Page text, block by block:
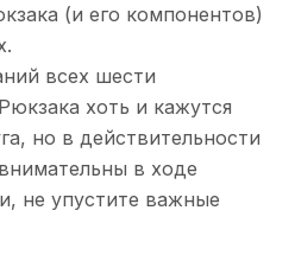
(и его компонентов)
всех шести
хоть и кажутся
но в действительности
в ходе
не упустите важные